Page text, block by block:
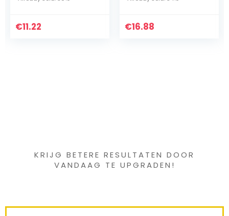
€11.22
cirkel Voor
denriem,
€16.88
KRIJG BETERE RESULTATEN DOOR
VANDAAG TE UPGRADEN!